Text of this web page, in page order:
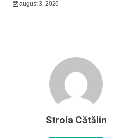
august 3, 2026
Stroia Cătălin